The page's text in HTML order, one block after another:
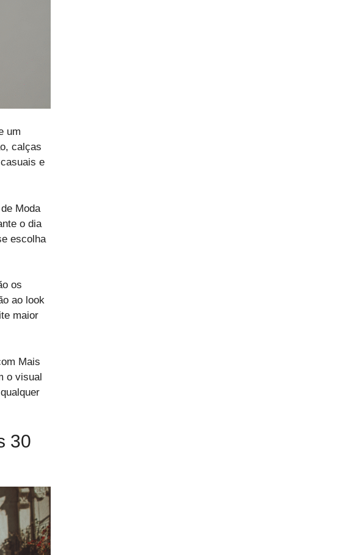
um
calças
e
Moda
o dia
escolha
os
ao look
maior
Mais
o visual
30